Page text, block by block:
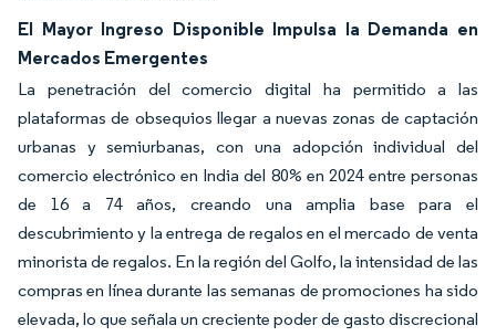
El Mayor Ingreso Disponible Impulsa la Demanda en
Mercados Emergentes
La penetración del comercio digital ha permitido a las
plataformas de obsequios llegar a nuevas zonas de captación
urbanas y semiurbanas, con una adopción individual del
comercio electrónico en India del 80% en 2024 entre personas
de 16 a 74 años, creando una amplia base para el
descubrimiento y la entrega de regalos en el mercado de venta
minorista de regalos. En la región del Golfo, la intensidad de las
compras en línea durante las semanas de promociones ha sido
elevada, lo que señala un creciente poder de gasto discrecional